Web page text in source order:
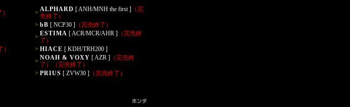
> ALPHARD [ ANH/MNH the first ] （完
売終了）
> bB [ NCP30 ] （完売終了）
> ESTIMA [ ACR/MCR/AHR ] （完売終
了）
） > HIACE [ KDH/TRH200 ]
> NOAH & VOXY [ AZR ] （完売終
了）
（完売終了）
> PRIUS [ ZVW30 ] （完売終了）